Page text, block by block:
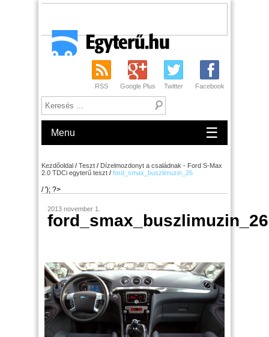
RSS Google Plus Twitter Facebook
Menu ☰
Kezdőoldal / Teszt / Dízelmozdonyt a családnak - Ford S-Max
2.0 TDCi egyterű teszt / ford_smax_buszlimuzin_26
/ '); ?>
2013 november 1.
ford_smax_buszlimuzin_26